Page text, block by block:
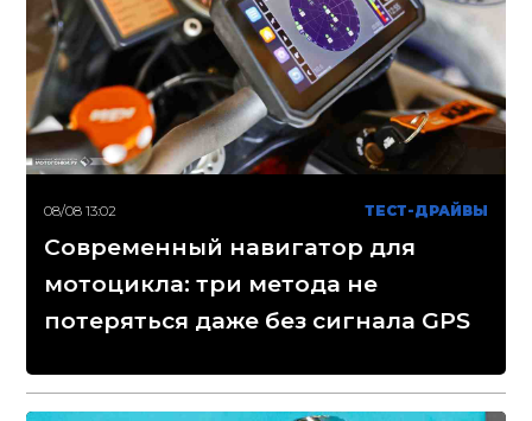
08/08 13:02 ТЕСТ-ДРАЙВЫ
Современный навигатор для
мотоцикла: три метода не
потеряться даже без сигнала GPS